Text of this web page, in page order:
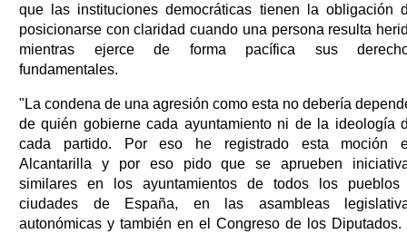
que las instituciones democráticas tienen la obligación
posicionarse con claridad cuando una persona resulta
mientras ejerce de forma pacífica sus
fundamentales.
"La condena de una agresión como esta no debería
de quién gobierne cada ayuntamiento ni de la ideología
cada partido. Por eso he registrado esta moción
Alcantarilla y por eso pido que se aprueben
similares en los ayuntamientos de todos los pueblos
ciudades de España, en las asambleas
autonómicas y también en el Congreso de los Diputados.